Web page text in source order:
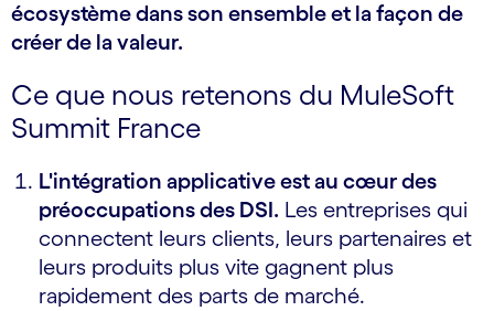
écosystème dans son ensemble et la façon de
créer de la valeur.
Ce que nous retenons du MuleSoft
Summit France
L'intégration applicative est au cœur des
préoccupations des DSI. Les entreprises qui
connectent leurs clients, leurs partenaires et
leurs produits plus vite gagnent plus
rapidement des parts de marché.